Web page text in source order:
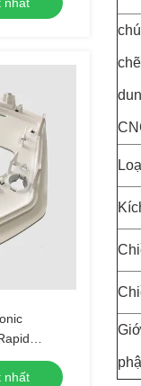
phần
nhất